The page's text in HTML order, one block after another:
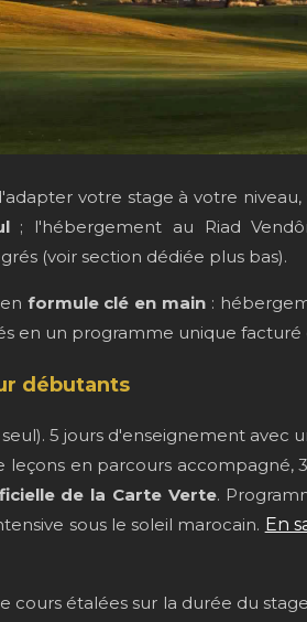
votre stage à votre
; l'hébergement au Riad
(voir section dédiée plus bas).
formule clé en main :
en un programme unique facturé
débutants
5 jours d'enseignement avec
leçons en parcours
de la Carte Verte.
sous le soleil marocain. En
cours étalées sur la durée du